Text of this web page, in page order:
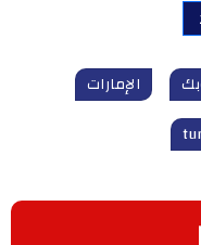
الإمارات